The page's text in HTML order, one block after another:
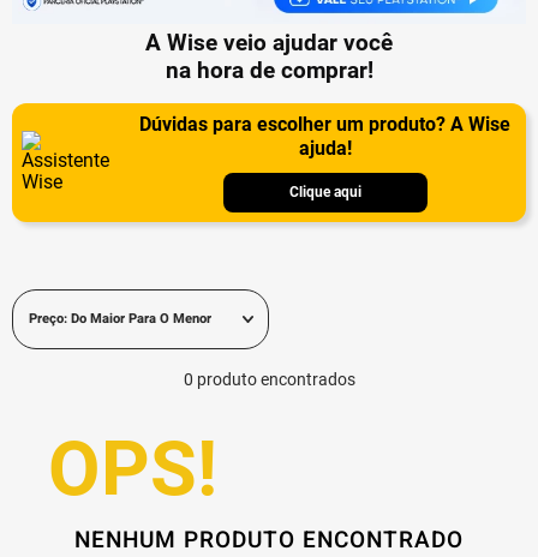
A Wise veio ajudar você
na hora de comprar!
Dúvidas para escolher um produto? A Wise
ajuda!
Clique aqui
Preço: Do Maior Para O Menor
0 produto
NENHUM PRODUTO ENCONTRADO